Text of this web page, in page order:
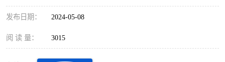
发布日期： 2024-05-08
阅 读 量： 3015
南头
深圳超级总部基地 后海